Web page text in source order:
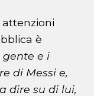
attenzioni
è
gente e i
di Messi e,
dire su di lui,